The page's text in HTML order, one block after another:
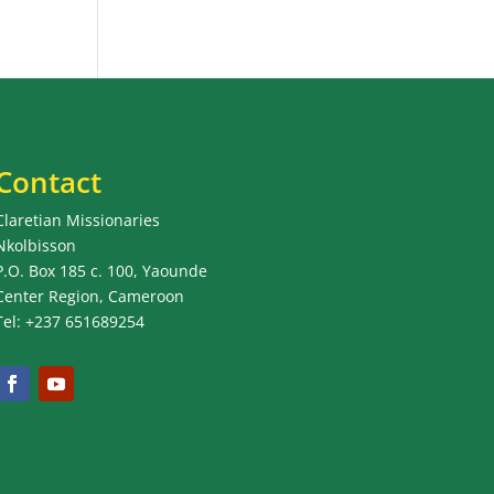
Missionaries
Box 185 c. 100, Yaounde
Region, Cameroon
+237 651689254